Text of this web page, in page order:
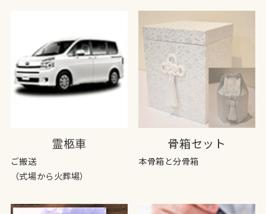
霊柩車
ご搬送
（式場から火葬場）
骨箱セット
本骨箱と分骨箱